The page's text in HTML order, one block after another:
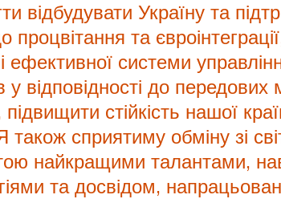
відбудувати Україну та
процвітання та
ефективної системи
у відповідності до передових
підвищити стійкість нашої
також сприятиму обміну зі
найкращими талантами,
та досвідом,